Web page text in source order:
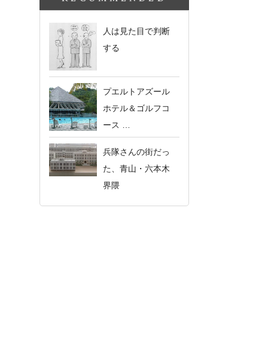
人は見た目で判断
する
プエルトアズール
ホテル＆ゴルフコ
ース …
兵隊さんの街だっ
た、青山・六本木
界隈